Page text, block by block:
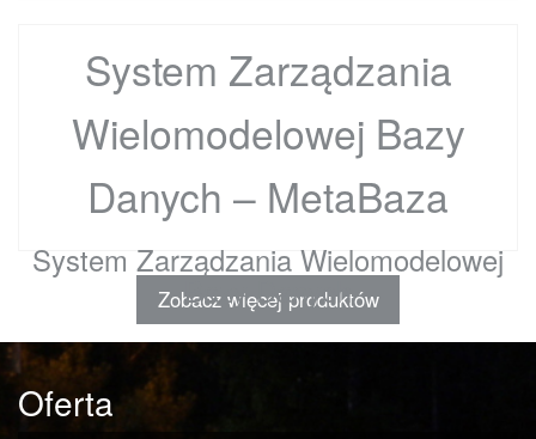
System Zarządzania
Wielomodelowej Bazy
Danych – MetaBaza
System Zarządzania Wielomodelowej
Bazy Danych
Zobacz więcej produktów
Oferta